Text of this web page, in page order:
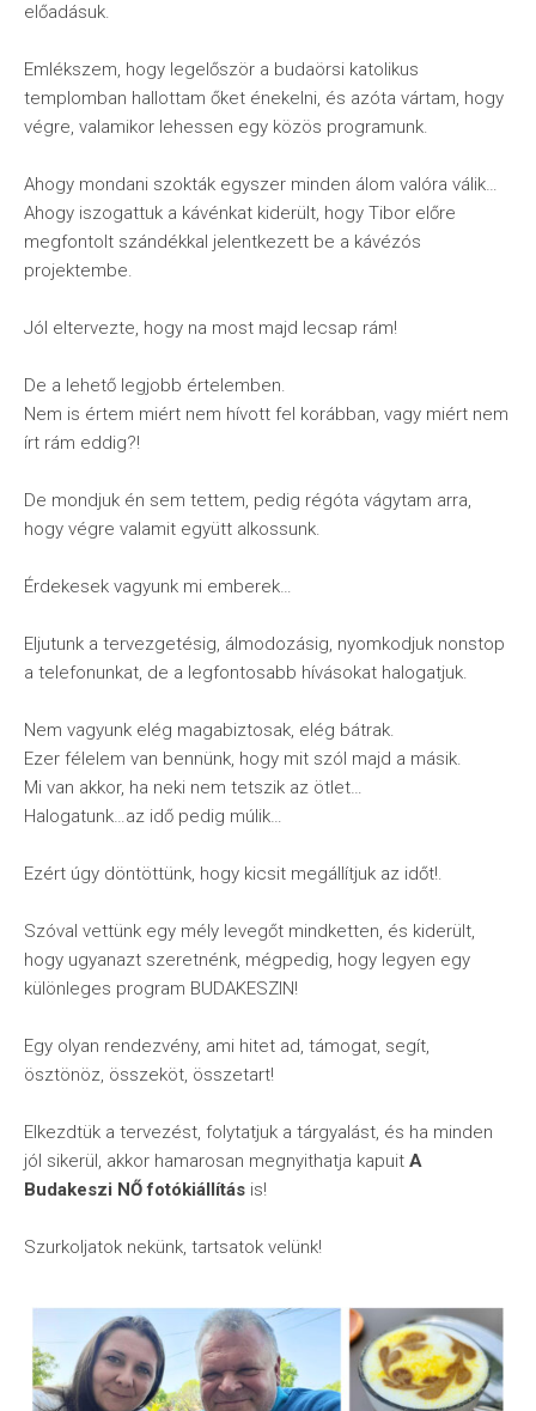
előadásuk.
Emlékszem, hogy legelőször a budaörsi katolikus
templomban hallottam őket énekelni, és azóta vártam, hogy
végre, valamikor lehessen egy közös programunk.
Ahogy mondani szokták egyszer minden álom valóra válik…
Ahogy iszogattuk a kávénkat kiderült, hogy Tibor előre
megfontolt szándékkal jelentkezett be a kávézós
projektembe.
Jól eltervezte, hogy na most majd lecsap rám!
De a lehető legjobb értelemben.
Nem is értem miért nem hívott fel korábban, vagy miért nem
írt rám eddig?!
De mondjuk én sem tettem, pedig régóta vágytam arra,
hogy végre valamit együtt alkossunk.
Érdekesek vagyunk mi emberek…
Eljutunk a tervezgetésig, álmodozásig, nyomkodjuk nonstop
a telefonunkat, de a legfontosabb hívásokat halogatjuk.
Nem vagyunk elég magabiztosak, elég bátrak.
Ezer félelem van bennünk, hogy mit szól majd a másik.
Mi van akkor, ha neki nem tetszik az ötlet…
Halogatunk…az idő pedig múlik…
Ezért úgy döntöttünk, hogy kicsit megállítjuk az időt!.
Szóval vettünk egy mély levegőt mindketten, és kiderült,
hogy ugyanazt szeretnénk, mégpedig, hogy legyen egy
különleges program BUDAKESZIN!
Egy olyan rendezvény, ami hitet ad, támogat, segít,
ösztönöz, összeköt, összetart!
Elkezdtük a tervezést, folytatjuk a tárgyalást, és ha minden
jól sikerül, akkor hamarosan megnyithatja kapuit A
Budakeszi NŐ fotókiállítás is!
Szurkoljatok nekünk, tartsatok velünk!